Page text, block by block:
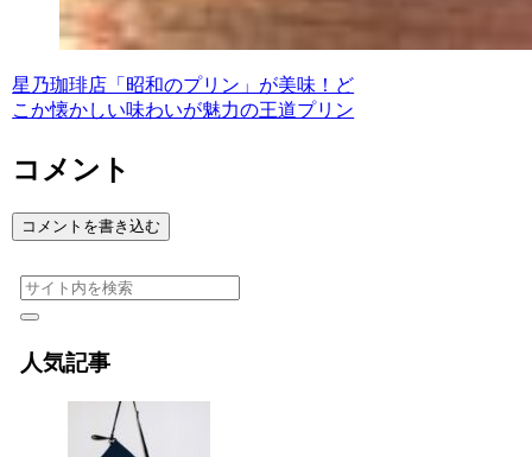
星乃珈琲店「昭和のプリン」が美味！ど
こか懐かしい味わいが魅力の王道プリン
コメント
コメントを書き込む
人気記事